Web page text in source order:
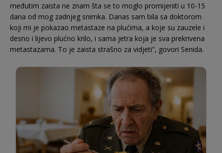
međutim zaista ne znam šta se to moglo promijeniti u 10-15
dana od mog zadnjeg snimka. Danas sam bila sa doktorom
koji mi je pokazao metastaze na plućima, a koje su zauzele i
desno i lijevo plućno krilo, i sama jetra koja je sva prekrivena
metastazama. To je zaista strašno za vidjeti”, govori Senida.